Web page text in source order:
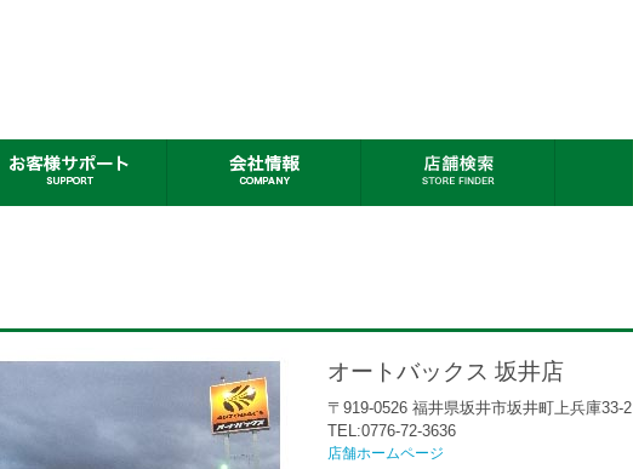
オートバックス 坂井店
〒919-0526 福井県坂井市坂井町上兵庫33-2
TEL:0776-72-3636
店舗ホームページ